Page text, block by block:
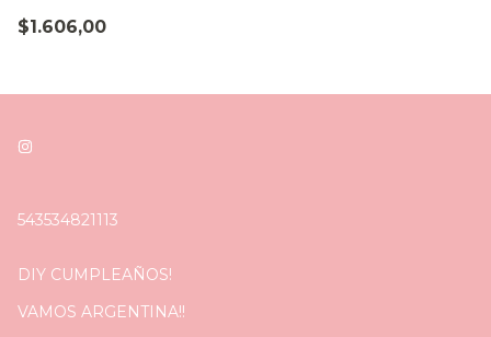
$1.606,00
543534821113
DIY CUMPLEAÑOS!
VAMOS ARGENTINA!!